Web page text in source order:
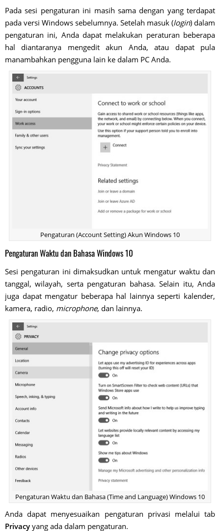
Pada sesi pengaturan ini masih sama dengan yang terdapat
pada versi Windows sebelumnya. Setelah masuk (login) dalam
pengaturan ini, Anda dapat melakukan peraturan beberapa
hal diantaranya mengedit akun Anda, atau dapat pula
manambahkan pengguna lain ke dalam PC Anda.
Pengaturan (Account Setting) Akun Windows 10
Pengaturan Waktu dan Bahasa Windows 10
Sesi pengaturan ini dimaksudkan untuk mengatur waktu dan
tanggal, wilayah, serta pengaturan bahasa. Selain itu, Anda
juga dapat mengatur beberapa hal lainnya seperti kalender,
kamera, radio, microphone, dan lainnya.
Pengaturan Waktu dan Bahasa (Time and Language) Windows 10
Anda dapat menyesuaikan pengaturan privasi melalui tab
Privacy yang ada dalam pengaturan.